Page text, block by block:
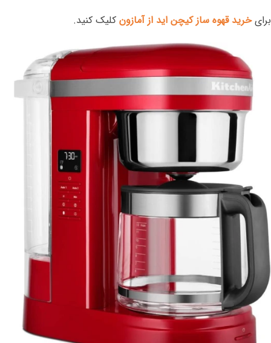
برایخرید قهوه ساز کیچن اید از آمازون کلیک کنید.